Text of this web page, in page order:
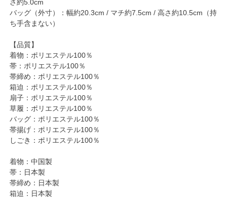
さ約5.0cm
バッグ（外寸）：幅約20.3cm / マチ約7.5cm / 高さ約10.5cm（持
ち手含まない）
【品質】
着物：ポリエステル100％
帯：ポリエステル100％
帯締め：ポリエステル100％
箱迫：ポリエステル100％
扇子：ポリエステル100％
草履：ポリエステル100％
バッグ：ポリエステル100％
帯揚げ：ポリエステル100％
しごき：ポリエステル100％
着物：中国製
帯：日本製
帯締め：日本製
箱迫：日本製